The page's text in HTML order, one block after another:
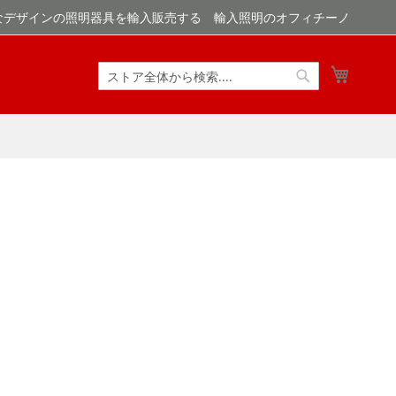
ザインの照明器具を輸入販売する 輸入照明のオフィチーノ
検
索
索